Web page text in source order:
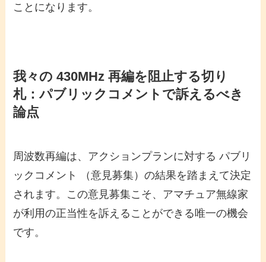
ことになります。
我々の 430MHz 再編を阻止する切り
札：パブリックコメントで訴えるべき
論点
周波数再編は、アクションプランに対する パブリ
ックコメント （意見募集）の結果を踏まえて決定
されます。この意見募集こそ、アマチュア無線家
が利用の正当性を訴えることができる唯一の機会
です。